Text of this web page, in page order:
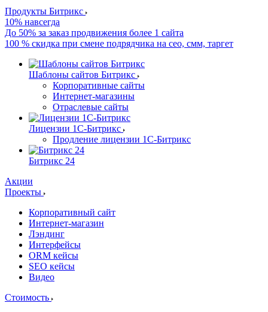
Продукты Битрикс
10% навсегда
До 50% за заказ продвижения более 1 сайта
100 % скидка при смене подрядчика на сео, смм, таргет
Шаблоны сайтов Битрикс
Корпоративные сайты
Интернет-магазины
Отраслевые сайты
Лицензии 1С-Битрикс
Продление лицензии 1С-Битрикс
Битрикс 24
Акции
Проекты
Корпоративный сайт
Интернет-магазин
Лэндинг
Интерфейсы
ORM кейсы
SEO кейсы
Видео
Стоимость